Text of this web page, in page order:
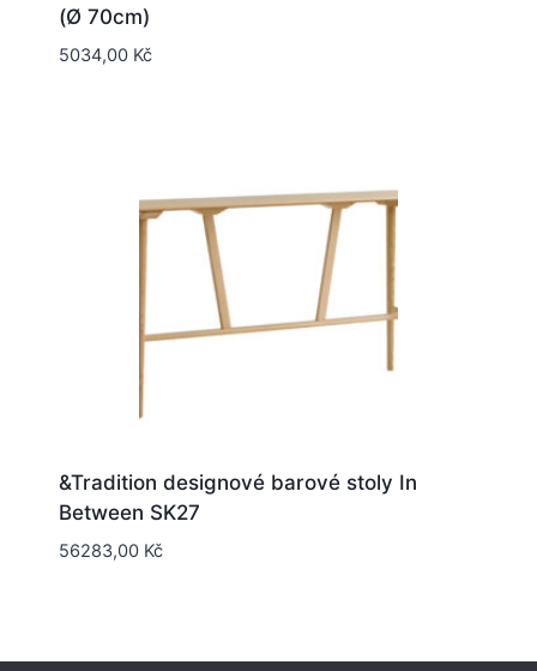
(Ø 70cm)
5034,00 Kč
&Tradition designové barové stoly In
Between SK27
56283,00 Kč